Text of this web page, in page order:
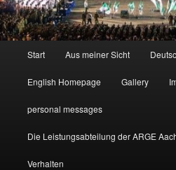
Start Aus meiner Sicht
English Homepage Gallery
personal messages
Die Leistungsabteilung der ARGE
Verhalten